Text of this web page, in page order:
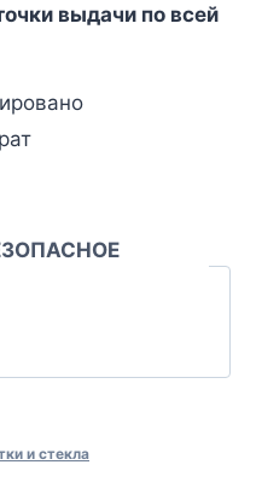
выдачи по всей
и стекла